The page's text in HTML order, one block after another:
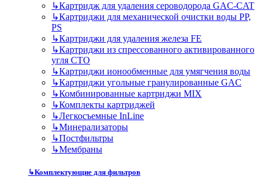
↳Картридж для удаления сероводорода GAC-CAT
↳Картриджи для механической очистки воды PP,
PS
↳Картриджи для удаления железа FE
↳Картриджи из спрессованного активированного
угля CTO
↳Картриджи ионообменные для умягчения воды
↳Картриджи угольные гранулированные GAC
↳Комбинированные картриджи MIX
↳Комплекты картриджей
↳Легкосъемные InLine
↳Минерализаторы
↳Постфильтры
↳Мембраны
↳Комплектующие для фильтров